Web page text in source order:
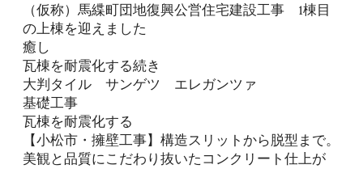
（仮称）馬緤町団地復興公営住宅建設工事 1棟目
の上棟を迎えました
癒し
瓦棟を耐震化する続き
大判タイル サンゲツ エレガンツァ
基礎工事
瓦棟を耐震化する
【小松市・擁壁工事】構造スリットから脱型まで。
美観と品質にこだわり抜いたコンクリート仕上が